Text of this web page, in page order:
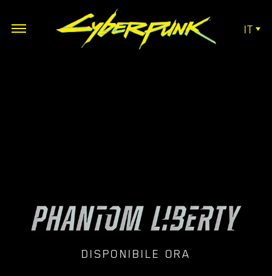
IT
DISPONIBILE ORA